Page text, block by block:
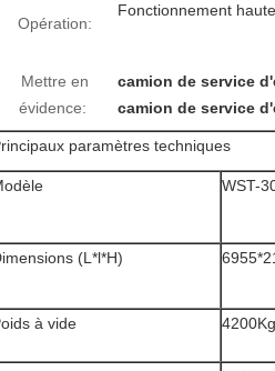
Opération:
Fonctionnement
Mettre en
évidence:
camion de service
camion de service
paramètres techniques
WST-
(L*l*H)
à vide 4200Kg